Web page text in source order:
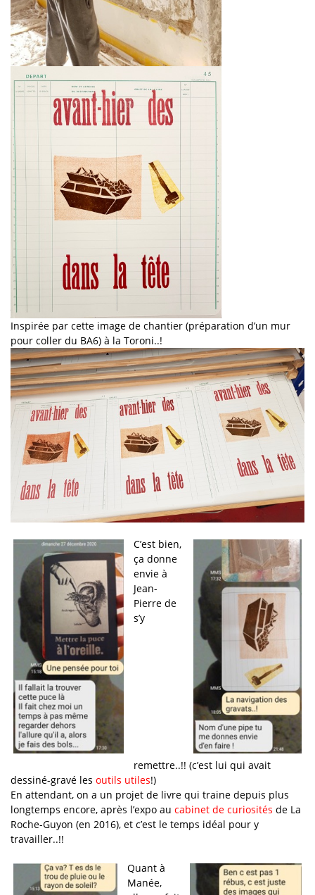
Inspirée par cette image de chantier (préparation d’un mur
pour coller du BA6) à la Toroni..!
C’est bien,
ça donne
envie à
Jean-
Pierre de
s’y
remettre..!! (c’est lui qui avait
dessiné-gravé les outils utiles!)
En attendant, on a un projet de livre qui traine depuis plus
longtemps encore, après l’expo au cabinet de curiosités de La
Roche-Guyon (en 2016), et c’est le temps idéal pour y
travailler..!!
Quant à
Manée,